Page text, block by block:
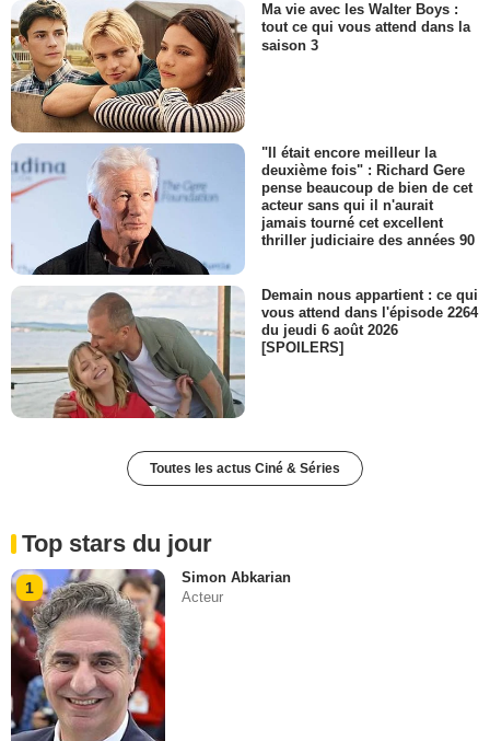
Ma vie avec les Walter Boys :
tout ce qui vous attend dans la
saison 3
"Il était encore meilleur la
deuxième fois" : Richard Gere
pense beaucoup de bien de cet
acteur sans qui il n'aurait
jamais tourné cet excellent
thriller judiciaire des années 90
Demain nous appartient : ce qui
vous attend dans l'épisode 2264
du jeudi 6 août 2026
[SPOILERS]
Toutes les actus Ciné & Séries
Top stars du jour
1
Simon Abkarian
Acteur